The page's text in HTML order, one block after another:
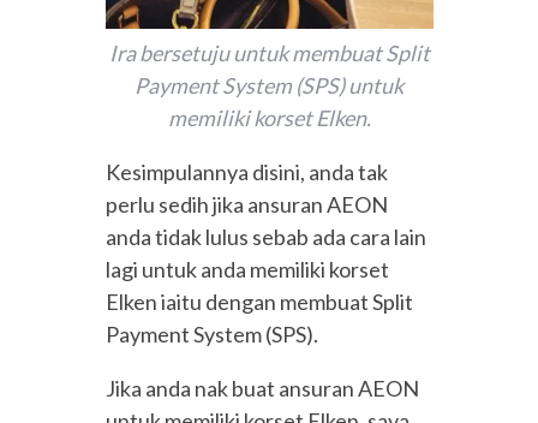
Ira bersetuju untuk membuat Split
Payment System (SPS) untuk
memiliki korset Elken.
Kesimpulannya disini, anda tak
perlu sedih jika ansuran AEON
anda tidak lulus sebab ada cara lain
lagi untuk anda memiliki korset
Elken iaitu dengan membuat Split
Payment System (SPS).
Jika anda nak buat ansuran AEON